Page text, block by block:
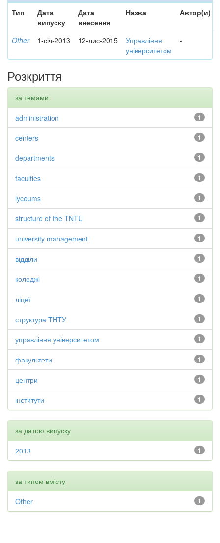
Тип
Дата
випуску
Дата
внесення
Назва Автор(и)
Other 1-січ-2013 12-лис-2015
Управління
університетом
-
Розкриття
за темами
1
administration
1
centers
1
departments
1
faculties
1
lyceums
1
structure of the TNTU
1
university management
1
відділи
1
коледжі
1
ліцеї
1
структура ТНТУ
1
управління університетом
1
факультети
1
центри
1
інститути
за датою випуску
1
2013
за типом вмісту
1
Other